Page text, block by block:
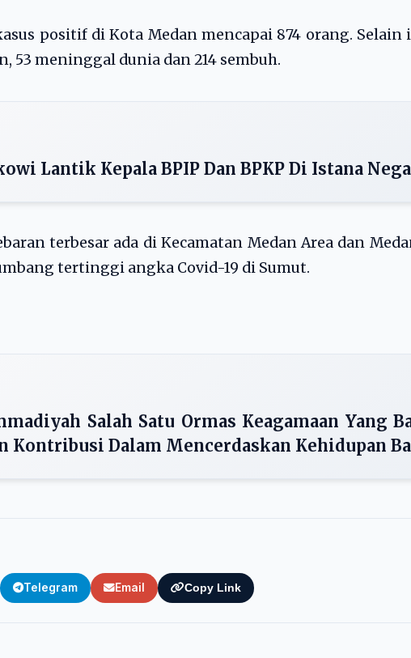
positif di Kota Medan mencapai 874 orang. Selain
53 meninggal dunia dan 214 sembuh.
Lantik Kepala BPIP Dan BPKP Di Istana
terbesar ada di Kecamatan Medan Area dan
tertinggi angka Covid-19 di Sumut.
Salah Satu Ormas Keagamaan Yang
Kontribusi Dalam Mencerdaskan Kehidupan
Telegram Email Copy Link